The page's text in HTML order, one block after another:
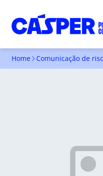
Home Comunicação de